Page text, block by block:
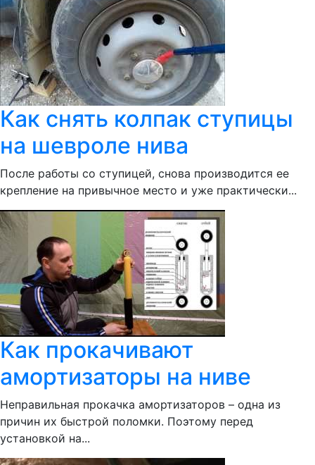
Как снять колпак ступицы
на шевроле нива
После работы со ступицей, снова производится ее
крепление на привычное место и уже практически...
Как прокачивают
амортизаторы на ниве
Неправильная прокачка амортизаторов – одна из
причин их быстрой поломки. Поэтому перед
установкой на...